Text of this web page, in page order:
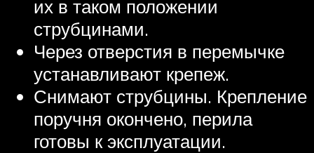
их в таком положении
струбцинами.
Через отверстия в перемычке
устанавливают крепеж.
Снимают струбцины. Крепление
поручня окончено, перила
готовы к эксплуатации.